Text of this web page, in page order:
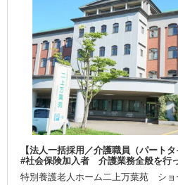
【法人一括採用／介護職員（パート
#社会保険加入者 介護業務全般を行
特別養護老人ホーム二上万葉苑 ショ